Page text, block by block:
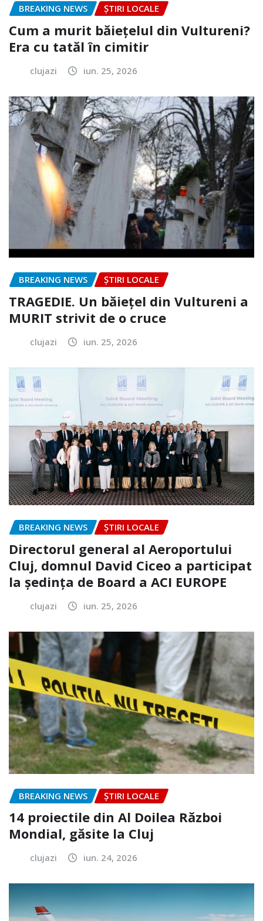
BREAKING NEWS ȘTIRI LOCALE
Cum a murit băiețelul din Vultureni?
Era cu tatăl în cimitir
clujazi iun. 25, 2026
BREAKING NEWS ȘTIRI LOCALE
TRAGEDIE. Un băiețel din Vultureni a
MURIT strivit de o cruce
clujazi iun. 25, 2026
BREAKING NEWS ȘTIRI LOCALE
Directorul general al Aeroportului
Cluj, domnul David Ciceo a participat
la ședința de Board a ACI EUROPE
clujazi iun. 25, 2026
BREAKING NEWS ȘTIRI LOCALE
14 proiectile din Al Doilea Război
Mondial, găsite la Cluj
clujazi iun. 24, 2026